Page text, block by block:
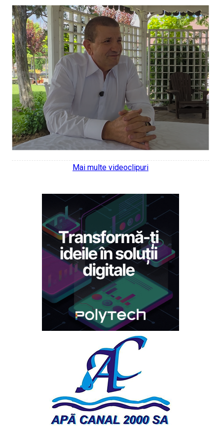
Mai multe videoclipuri